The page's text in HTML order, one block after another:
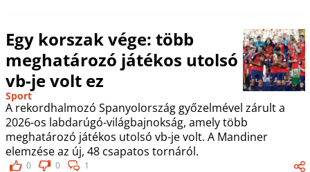
Egy korszak vége: több
meghatározó játékos utolsó
vb-je volt ez
Sport
A rekordhalmozó Spanyolország győzelmével zárult a
2026-os labdarúgó-világbajnokság, amely több
meghatározó játékos utolsó vb-je volt. A Mandiner
elemzése az új, 48 csapatos tornáról.
0 0 1